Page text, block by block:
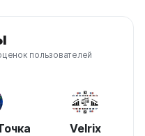
пользователей
Velrix